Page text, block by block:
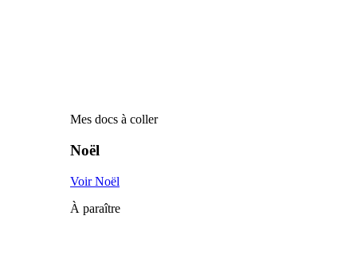
Mes docs à coller
Noël
Voir Noël
À paraître